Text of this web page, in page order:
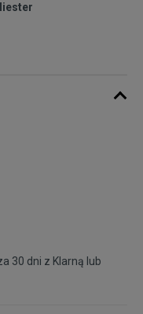
30 dni z Klarną lub